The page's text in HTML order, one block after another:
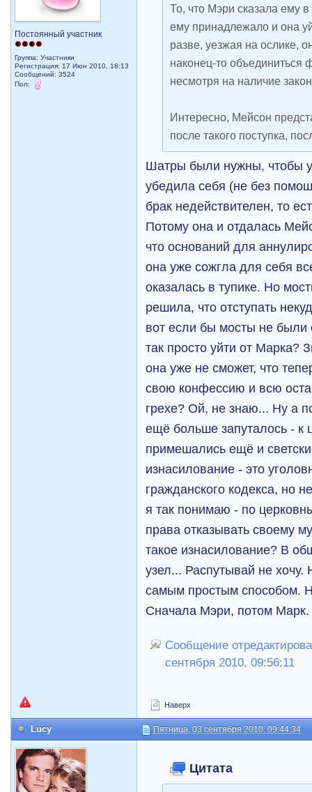
Постоянный участник
Группа: Участники
Регистрация: 17 Июн 2010, 18:13
Сообщений: 3524
Пол:
То, что Мэри сказала ему
ему принадлежало и она
разве, уезжая на ослике,
наконец-то объединиться
несмотря на наличие
Интересно, Мейсон
после такого поступка,
Шатры были нужны, чтобы
убедила себя (не без
брак недействителен, то
Потому она и отдалась
что оснований для
она уже сожгла для себя
оказалась в тупике. Но
решила, что отступать
вот если бы мосты не
так просто уйти от Марка?
она уже не сможет, что
свою конфессию и всю
грехе? Ой, не знаю... Ну а
ещё больше запуталось - к
примешались ещё и
изнасилование - это
гражданского кодекса, но
я так понимаю - по
права отказывать своему
такое изнасилование? В
узел... Распутывай не хочу.
самым простым способом.
Сначала Мэри, потом
Сообщение
сентября 2010, 09:56:11
Наверх
Lucy Пятница, 03 сентября 2010, 09:44:34
Цитата